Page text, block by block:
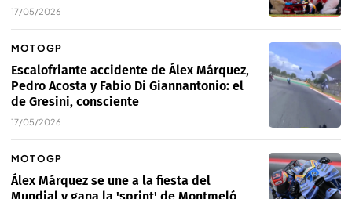
17/05/2026
MOTOGP
Escalofriante accidente de Álex Márquez,
Pedro Acosta y Fabio Di Giannantonio: el
de Gresini, consciente
17/05/2026
MOTOGP
Álex Márquez se une a la fiesta del